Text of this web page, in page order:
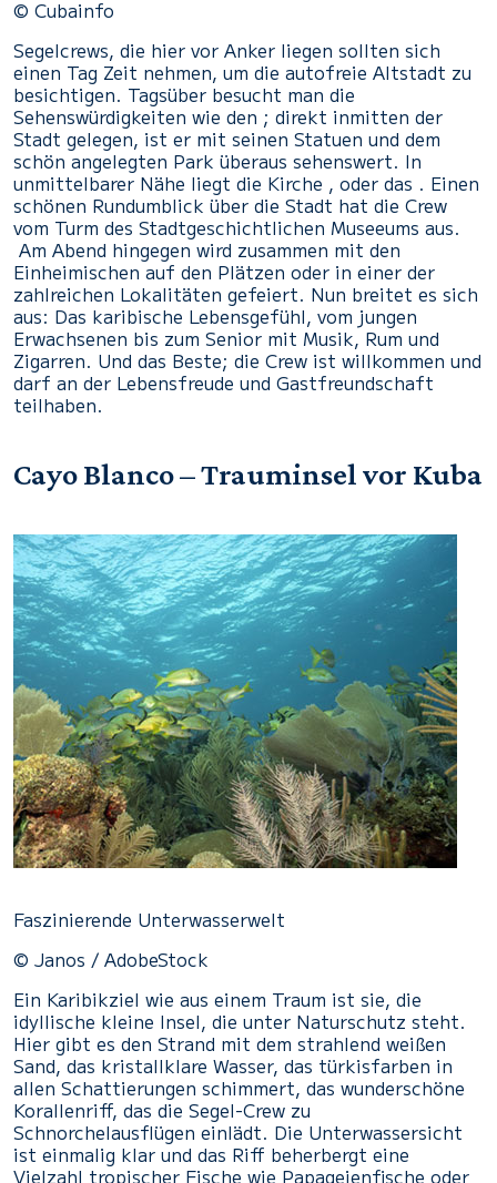
© Cubainfo
Segelcrews, die hier vor Anker liegen sollten sich
einen Tag Zeit nehmen, um die autofreie Altstadt zu
besichtigen. Tagsüber besucht man die
Sehenswürdigkeiten wie den ; direkt inmitten der
Stadt gelegen, ist er mit seinen Statuen und dem
schön angelegten Park überaus sehenswert. In
unmittelbarer Nähe liegt die Kirche , oder das . Einen
schönen Rundumblick über die Stadt hat die Crew
vom Turm des Stadtgeschichtlichen Museeums aus.
Am Abend hingegen wird zusammen mit den
Einheimischen auf den Plätzen oder in einer der
zahlreichen Lokalitäten gefeiert. Nun breitet es sich
aus: Das karibische Lebensgefühl, vom jungen
Erwachsenen bis zum Senior mit Musik, Rum und
Zigarren. Und das Beste; die Crew ist willkommen und
darf an der Lebensfreude und Gastfreundschaft
teilhaben.
Cayo Blanco – Trauminsel vor Kuba
Faszinierende Unterwasserwelt
© Janos / AdobeStock
Ein Karibikziel wie aus einem Traum ist sie, die
idyllische kleine Insel, die unter Naturschutz steht.
Hier gibt es den Strand mit dem strahlend weißen
Sand, das kristallklare Wasser, das türkisfarben in
allen Schattierungen schimmert, das wunderschöne
Korallenriff, das die Segel-Crew zu
Schnorchelausflügen einlädt. Die Unterwassersicht
ist einmalig klar und das Riff beherbergt eine
Vielzahl tropischer Fische wie Papageienfische oder